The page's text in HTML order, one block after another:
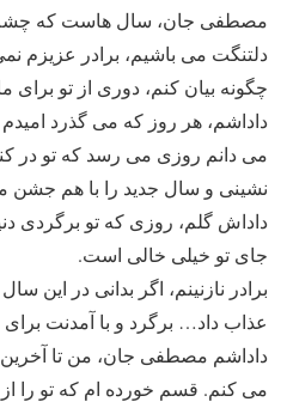
مصطفی جان، سال هاست که چشم
دلتنگت می باشیم، برادر عزیزم
چگونه بیان کنم، دوری از تو
داداشم، هر روز که می گذرد
می دانم روزی می رسد که تو در
نشینی و سال جدید را با هم جشن
داداش گلم، روزی که تو برگردی
جای تو خیلی خالی است.
برادر نازنینم، اگر بدانی در این
عذاب داد… برگرد و با آمدنت برای
داداشم مصطفی جان، من تا آخرین
می کنم. قسم خورده ام که تو را